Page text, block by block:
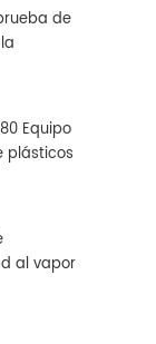
de
Equipo
plásticos
de
al vapor
(método